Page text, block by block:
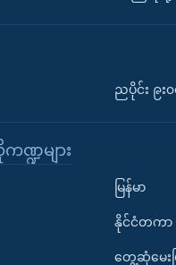
ညပိုင်း ၉း၀
ဍများ
မြန်မာ
နိုင်ငံတကာ
တွေ့ဆုံမေးမ